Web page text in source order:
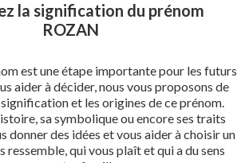
la signification du prénom
ROZAN
est une étape importante pour les futurs
aider à décider, nous vous proposons de
et les origines de ce prénom.
sa symbolique ou encore ses traits
donner des idées et vous aider à choisir un
ressemble, qui vous plaît et qui a du sens